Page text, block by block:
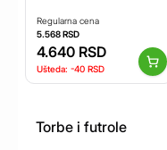
Regularna cena
5.568RSD
4.640 RSD
Ušteda: -40 RSD
Torbe i futrole